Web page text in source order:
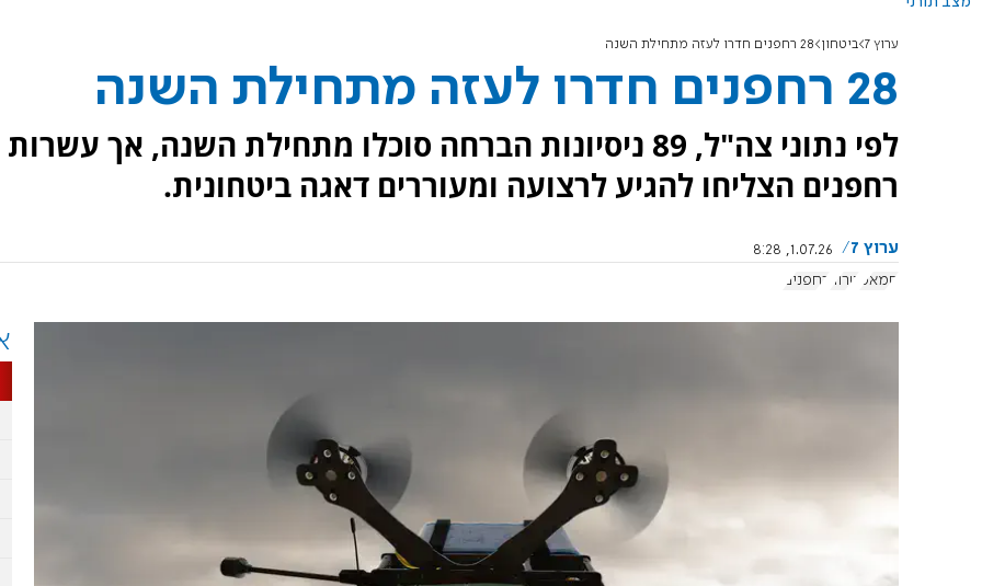
ערוץ 7 ביטחון 28 רחפנים חדרו לעזה מתחילת השנה
28 רחפנים חדרו לעזה מתחילת השנה
לפי נתוני צה"ל, 89 ניסיונות הברחה סוכלו מתחילת השנה, אך עשרות
רחפנים הצליחו להגיע לרצועה ומעוררים דאגה ביטחונית.
ערוץ 7
1.07.26, 8:28
חמאס טרור רחפנים